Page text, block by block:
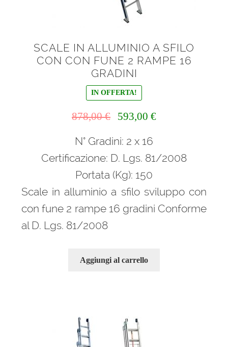
SCALE IN ALLUMINIO A SFILO
CON CON FUNE 2 RAMPE 16
GRADINI
IN OFFERTA!
878,00€
originale
878,00 €.
593,00 €Il
593,00 €.
N° Gradini: 2 x 16
Certificazione: D. Lgs. 81/2008
Portata (Kg): 150
Scale in alluminio a sfilo sviluppo con
con fune 2 rampe 16 gradini Conforme
al D. Lgs. 81/2008
Aggiungi al carrello